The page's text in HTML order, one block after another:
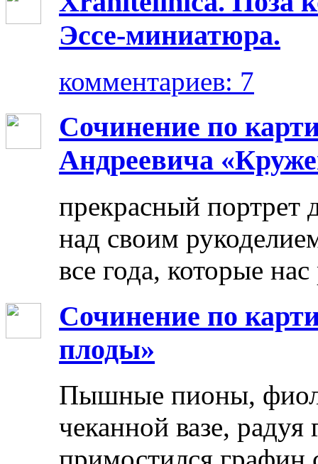
Эссе-миниатюра.
комментариев: 7
Сочинение по
Андреевича
прекрасный портрет
над своим
все года, которые
Сочинение по
плоды»
Пышные пионы,
чеканной вазе,